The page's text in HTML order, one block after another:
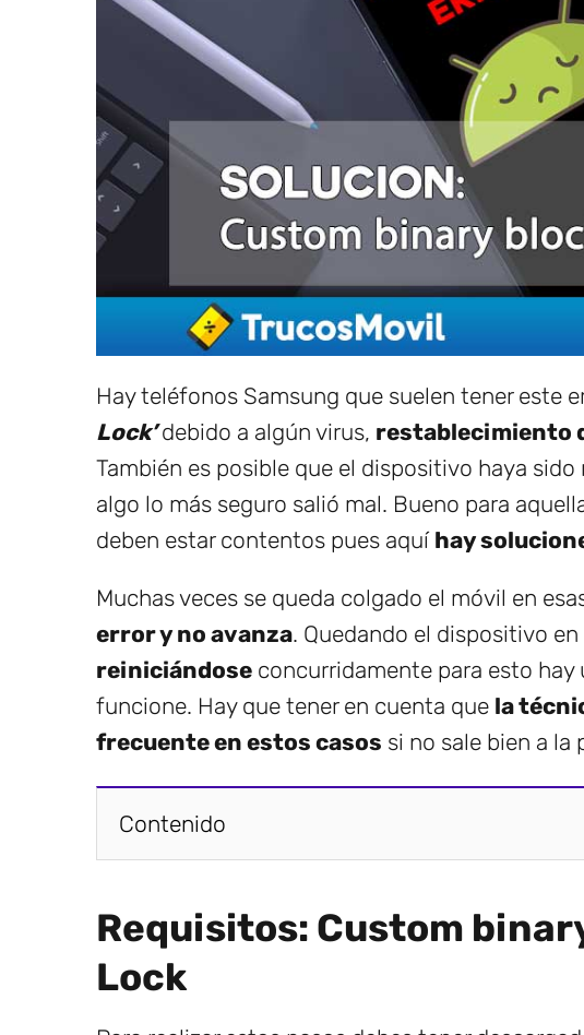
Hay teléfonos Samsung que suelen tener este
Lock’debido a algún virus, restablecimiento
También es posible que el dispositivo haya
algo lo más seguro salió mal. Bueno para
deben estar contentos pues aquí hay
Muchas veces se queda colgado el móvil en
error y no avanza. Quedando el dispositivo
reiniciándose concurridamente para esto
funcione. Hay que tener en cuenta que la
frecuente en estos casos si no sale bien a la
Contenido
Requisitos: Custom
Lock